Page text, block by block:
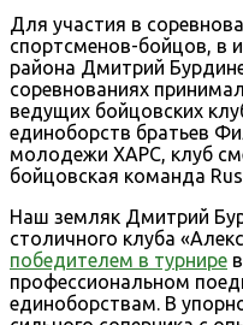
Для участия в
спортсменов-бойцов, в
района Дмитрий
соревнованиях
ведущих бойцовских
единоборств братьев
молодежи ХАРС, клуб
бойцовская команда
Наш земляк Дмитрий
столичного клуба
победителем в турнире
профессиональном
единоборствам. В